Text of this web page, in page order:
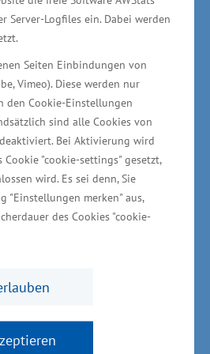
Server-Logfiles ein. Dabei werden
Seiten Einbindungen von
Vimeo). Diese werden nur
den Cookie-Einstellungen
sind alle Cookies von
Bei Aktivierung wird
Cookie "cookie-settings" gesetzt,
wird. Es sei denn, Sie
"Einstellungen merken" aus,
des Cookies "cookie-
der Unternehmen und
regionalen
für die maritime
informierte
Schröter den Minister
Staatssekretär
aktuelle
umfassende Betrachtung
der
Neben dem Stadthafen